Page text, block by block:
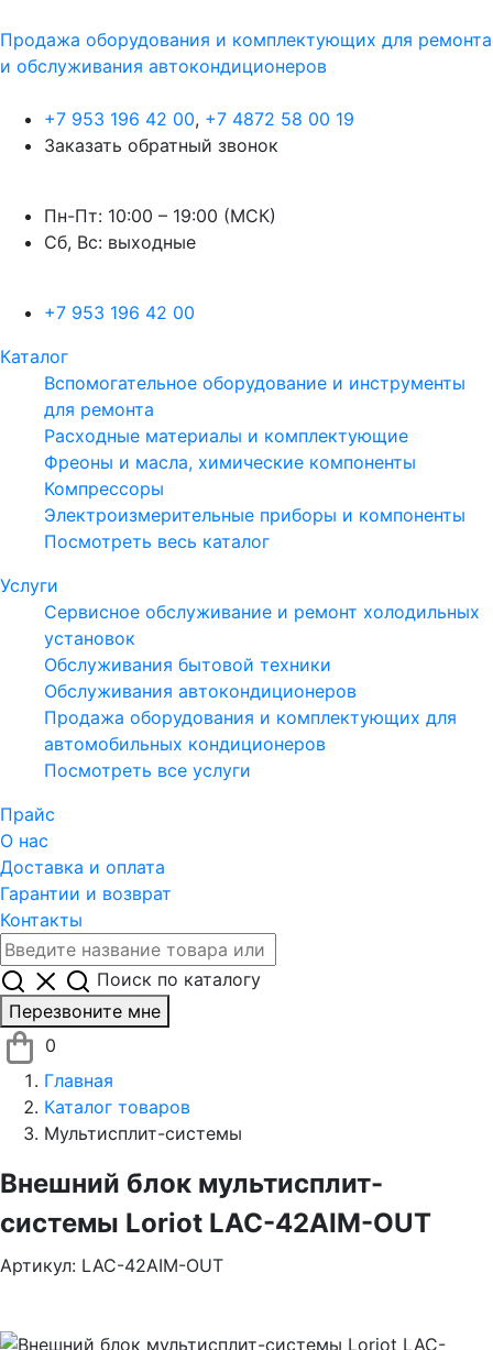
Продажа оборудования и комплектующих для ремонта
и обслуживания автокондиционеров
+7 953 196 42 00, +7 4872 58 00 19
Заказать обратный звонок
Пн-Пт: 10:00 – 19:00 (МСК)
Сб, Вс: выходные
+7 953 196 42 00
Каталог
Вспомогательное оборудование и инструменты
для ремонта
Расходные материалы и комплектующие
Фреоны и масла, химические компоненты
Компрессоры
Электроизмерительные приборы и компоненты
Посмотреть весь каталог
Услуги
Сервисное обслуживание и ремонт холодильных
установок
Обслуживания бытовой техники
Обслуживания автокондиционеров
Продажа оборудования и комплектующих для
автомобильных кондиционеров
Посмотреть все услуги
Прайс
О нас
Доставка и оплата
Гарантии и возврат
Контакты
Поиск по каталогу
Перезвоните мне
0
Главная
Каталог товаров
Мультисплит-системы
Внешний блок мультисплит-
системы Loriot LAC-42AIM-OUT
Артикул: LAC-42AIM-OUT